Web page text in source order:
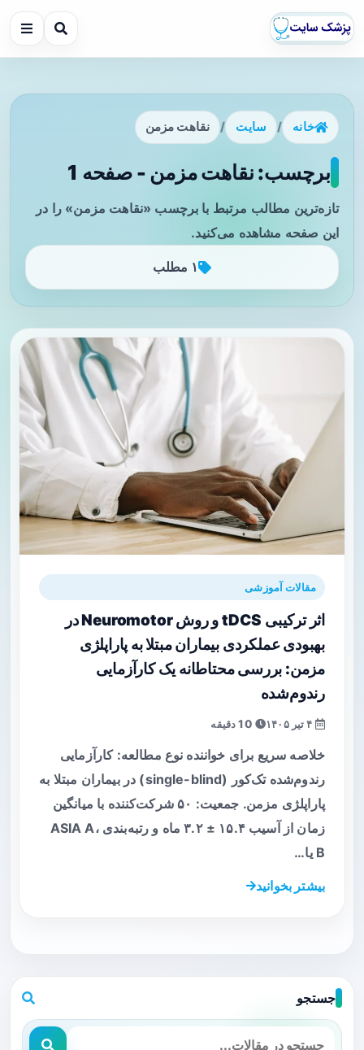
خانه / سایت / نقاهت مزمن
برچسب: نقاهت مزمن - صفحه 1
تازه‌ترین مطالب مرتبط با برچسب «نقاهت مزمن» را در
این صفحه مشاهده می‌کنید.
۱ مطلب
مقالات آموزشی
اثر ترکیبی tDCS و روش Neuromotor در
بهبودی عملکردی بیماران مبتلا به پاراپلژی
مزمن: بررسی محتاطانه یک کارآزمایی
رندوم‌شده
خلاصه سریع برای خواننده نوع مطالعه: کارآزمایی
رندوم‌شده تک‌کور (single-blind) در بیماران مبتلا به
پاراپلژی مزمن. جمعیت: ۵۰ شرکت‌کننده با میانگین
زمان از آسیب ۱۵.۴ ± ۳.۲ ماه و رتبه‌بندی ASIA A،
B یا…
بیشتر بخوانید
جستجو